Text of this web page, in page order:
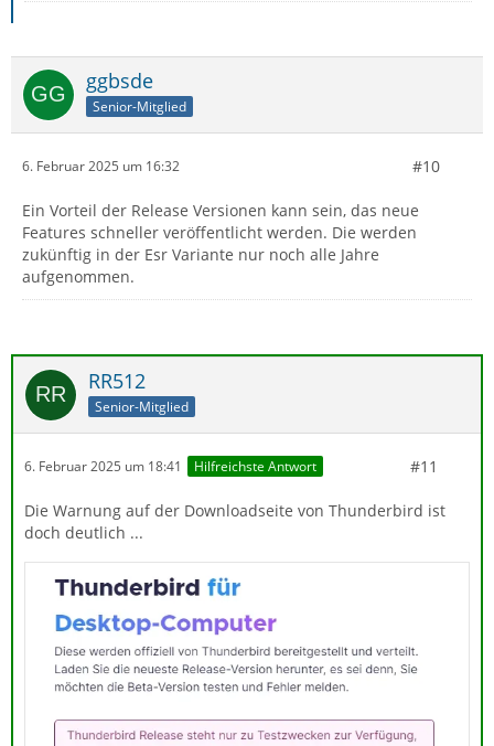
ggbsde
Senior-Mitglied
6. Februar 2025 um 16:32 #10
Ein Vorteil der Release Versionen kann sein, das neue
Features schneller veröffentlicht werden. Die werden
zukünftig in der Esr Variante nur noch alle Jahre
aufgenommen.
RR512
Senior-Mitglied
6. Februar 2025 um 18:41 Hilfreichste Antwort #11
Die Warnung auf der Downloadseite von Thunderbird ist
doch deutlich ...